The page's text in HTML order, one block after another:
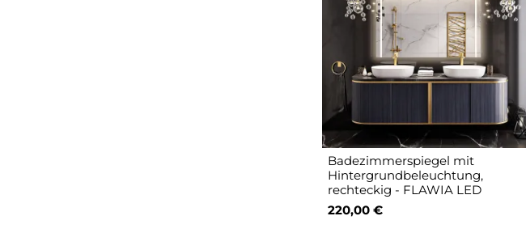
Badezimmerspiegel mit
Hintergrundbeleuchtung,
rechteckig - FLAWIA LED
220,00 €